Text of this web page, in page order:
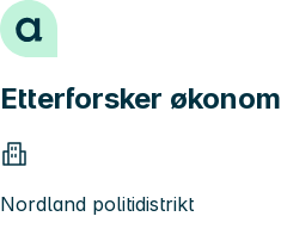
Hopp til innhold
Etterforsker
Nordland politidistrikt